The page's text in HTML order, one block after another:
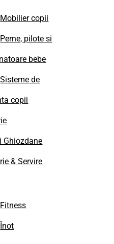
Mobilier copii
Perne, pilote si
bebe
Sisteme de
copii
Ghiozdane
& Servire
Fitness
Înot